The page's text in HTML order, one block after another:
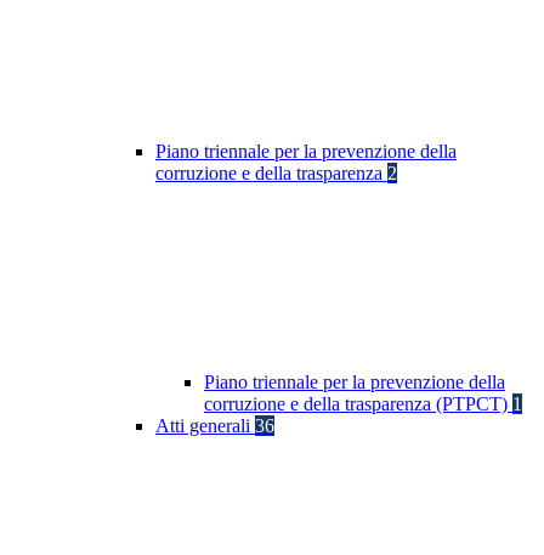
Piano triennale per la prevenzione della
corruzione e della trasparenza 2
Piano triennale per la prevenzione della
corruzione e della trasparenza (PTPCT) 1
Atti generali 36